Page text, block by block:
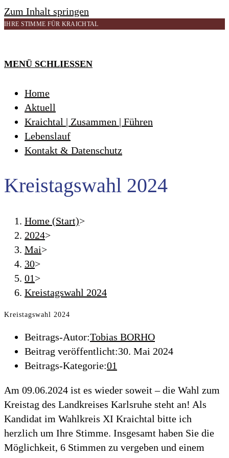
Zum Inhalt springen
IHRE STIMME FÜR KRAICHTAL
MENÜ SCHLIESSEN
Home
Aktuell
Kraichtal | Zusammen | Führen
Lebenslauf
Kontakt & Datenschutz
Kreistagswahl 2024
Home (Start)>
2024>
Mai>
30>
01>
Kreistagswahl 2024
Kreistagswahl 2024
Beitrags-Autor:Tobias BORHO
Beitrag veröffentlicht:30. Mai 2024
Beitrags-Kategorie:01
Am 09.06.2024 ist es wieder soweit – die Wahl zum
Kreistag des Landkreises Karlsruhe steht an! Als
Kandidat im Wahlkreis XI Kraichtal bitte ich
herzlich um Ihre Stimme. Insgesamt haben Sie die
Möglichkeit, 6 Stimmen zu vergeben und einem